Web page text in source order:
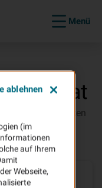
Menü
Mandat
die Bankdaten
geht es?
(im
auf Ihrem
Webseite,
ablehnen